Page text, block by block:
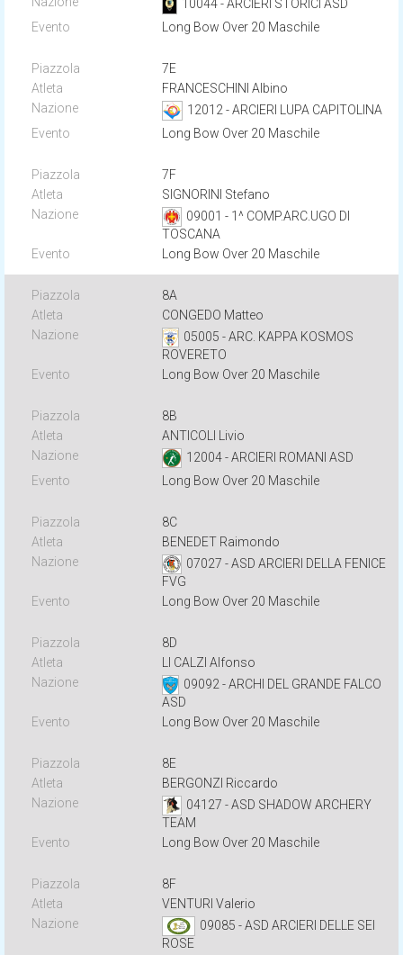
10044 - ARCIERI STORICI ASD
Long Bow Over 20 Maschile
7E
FRANCESCHINI Albino
12012 - ARCIERI LUPA CAPITOLINA
Long Bow Over 20 Maschile
7F
SIGNORINI Stefano
09001 - 1^ COMP.ARC.UGO DI
TOSCANA
Long Bow Over 20 Maschile
8A
CONGEDO Matteo
05005 - ARC. KAPPA KOSMOS
ROVERETO
Long Bow Over 20 Maschile
8B
ANTICOLI Livio
12004 - ARCIERI ROMANI ASD
Long Bow Over 20 Maschile
8C
BENEDET Raimondo
07027 - ASD ARCIERI DELLA FENICE
FVG
Long Bow Over 20 Maschile
8D
LI CALZI Alfonso
09092 - ARCHI DEL GRANDE FALCO
ASD
Long Bow Over 20 Maschile
8E
BERGONZI Riccardo
04127 - ASD SHADOW ARCHERY
TEAM
Long Bow Over 20 Maschile
8F
VENTURI Valerio
09085 - ASD ARCIERI DELLE SEI
ROSE